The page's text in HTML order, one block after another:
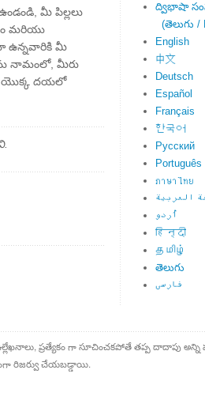
మీ పిల్లలు
మరియు
ఉన్నవారికి మీ
నామంలో, మీరు
యొక్క దయలో
ద్విభాషా
(తెలుగు /
English
中文
Deutsch
Español
Français
한국어
Русский
Português
ภาษาไทย
العربية
اُردو
हिन्दी
தமிழ்
తెలుగు
فارسی
ప్రత్యేకం గా సూచించకపోతే తప్ప దాదాపు
రిజర్వు చేయబడ్డాయి.